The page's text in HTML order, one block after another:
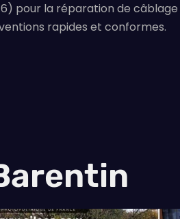
pour la réparation de
rapides et conformes.